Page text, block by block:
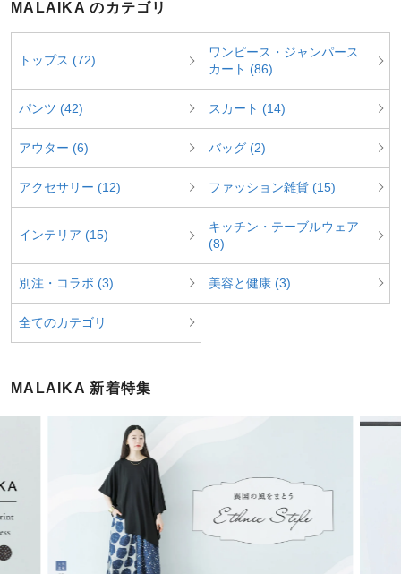
MALAIKA のカテゴリ
トップス (72)
ワンピース・ジャンパース
カート (86)
パンツ (42) スカート (14)
アウター (6) バッグ (2)
アクセサリー (12) ファッション雑貨 (15)
インテリア (15)
キッチン・テーブルウェア
(8)
別注・コラボ (3) 美容と健康 (3)
全てのカテゴリ
MALAIKA 新着特集